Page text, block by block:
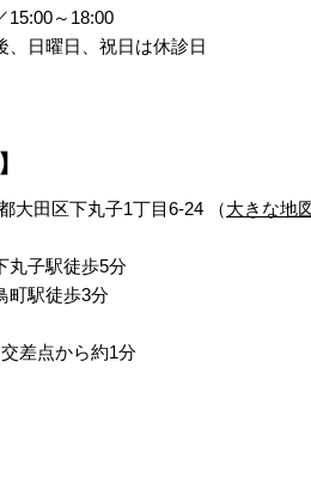
15:00～18:00
、日曜日、祝日は休診日
大田区下丸子1丁目6-24 （大きな地
丸子駅徒歩5分
町駅徒歩3分
差点から約1分